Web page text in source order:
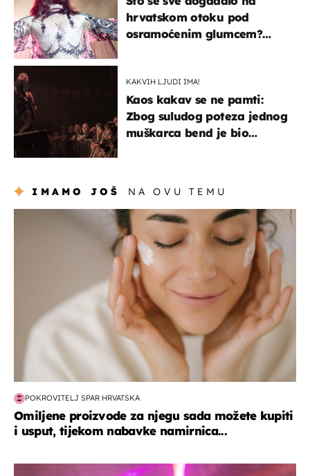
hrvatskom otoku pod
osramoćenim glumcem?
KAKVIH LJUDI IMA!
Kaos kakav se ne pamti:
Zbog suludog poteza jednog
muškarca bend je bio
IMAMO JOŠ NA OVU TEMU
moda & ljepota
POKROVITELJ SPAR HRVATSKA
Omiljene proizvode za njegu sada možete kupiti
i usput, tijekom nabavke namirnica...